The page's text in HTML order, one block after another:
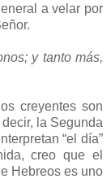
a velar por
y tanto más,
creyentes son
la Segunda
“el día”
creo que el
Hebreos es uno